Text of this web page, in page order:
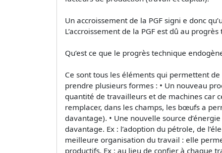
Un accroissement de la PGF signi e donc
L’accroissement de la PGF est dû au
Qu’est ce que le progrès technique
Ce sont tous les éléments qui permettent
prendre plusieurs formes : • Un nouveau
quantité de travailleurs et de machines car
remplacer, dans les champs, les bœufs a
davantage). • Une nouvelle source
davantage. Ex : l’adoption du pétrole, de
meilleure organisation du travail : elle
productifs. Ex : au lieu de confier à chaque